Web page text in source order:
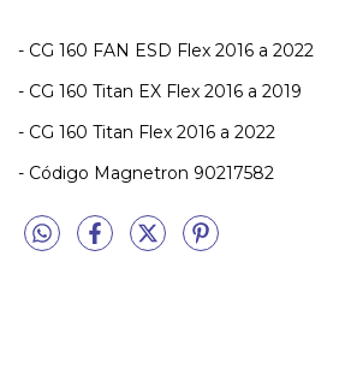
- CG 160 FAN ESD Flex 2016 a 2022
- CG 160 Titan EX Flex 2016 a 2019
- CG 160 Titan Flex 2016 a 2022
- Código Magnetron 90217582